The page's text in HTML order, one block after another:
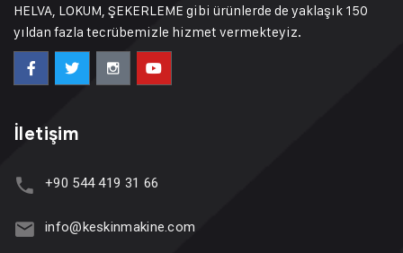
HELVA, LOKUM, ŞEKERLEME gibi ürünlerde de yaklaşık 150
yıldan fazla tecrübemizle hizmet vermekteyiz.
İletişim
+90 544 419 31 66
info@keskinmakine.com